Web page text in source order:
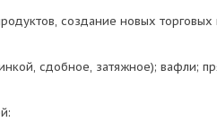
создание новых
сдобное, затяжное); вафли;